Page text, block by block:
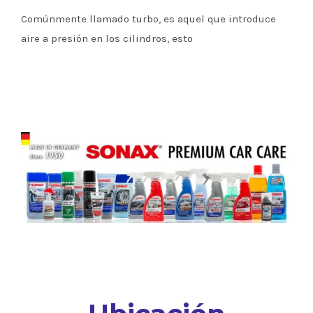
Comúnmente llamado turbo, es aquel que introduce
aire a presión en los cilindros, esto